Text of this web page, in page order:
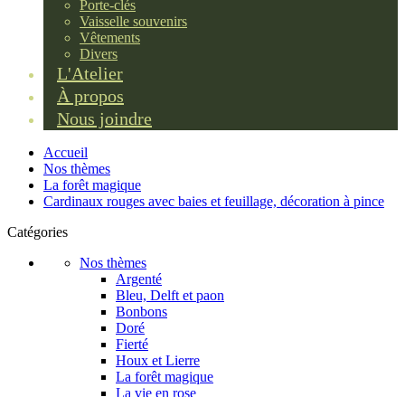
Porte-clés
Vaisselle souvenirs
Vêtements
Divers
L'Atelier
À propos
Nous joindre
Accueil
Nos thèmes
La forêt magique
Cardinaux rouges avec baies et feuillage, décoration à pince
Catégories
Nos thèmes
Argenté
Bleu, Delft et paon
Bonbons
Doré
Fierté
Houx et Lierre
La forêt magique
La vie en rose